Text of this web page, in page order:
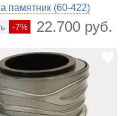
памятник (60-422)
-7% 22.700 руб.